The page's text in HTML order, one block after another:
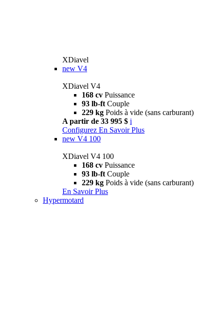
XDiavel
new V4
XDiavel V4
168 cv Puissance
93 lb-ft Couple
229 kg Poids à vide (sans carburant)
A partir de 33 995 $ i
Configurez En Savoir Plus
new V4 100
XDiavel V4 100
168 cv Puissance
93 lb-ft Couple
229 kg Poids à vide (sans carburant)
En Savoir Plus
Hypermotard